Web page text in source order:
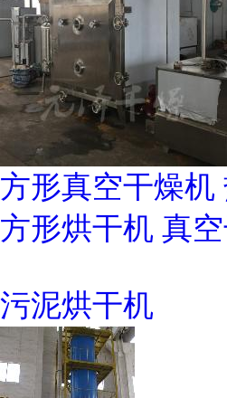
方形真空干燥机
方形烘干机 真
污泥烘干机